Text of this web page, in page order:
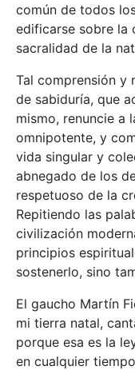
común de todos
edificarse sobre la
sacralidad de la
Tal comprensión y
de sabiduría, que
mismo, renuncie a
omnipotente, y
vida singular y
abnegado de los
respetuoso de la
Repitiendo las
civilización
principios
sostenerlo, sino
El gaucho Martín
mi tierra natal,
porque esa es la
en cualquier